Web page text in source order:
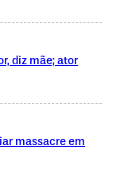
diz mãe; ator
massacre em